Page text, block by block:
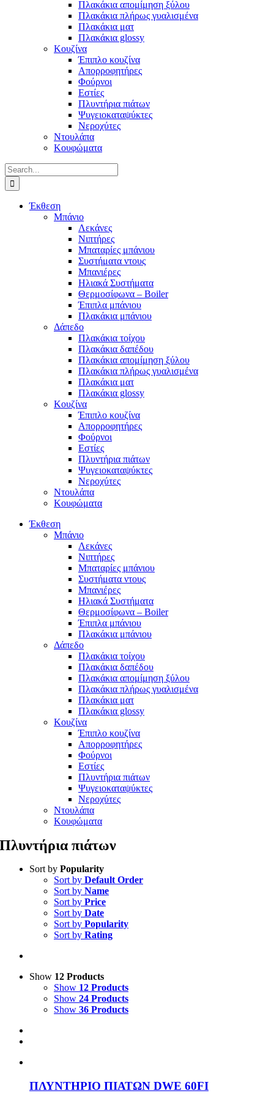
Πλακάκια απομίμηση ξύλου
Πλακάκια πλήρως γυαλισμένα
Πλακάκια ματ
Πλακάκια glossy
Κουζίνα
Έπιπλο κουζίνα
Απορροφητήρες
Φούρνοι
Εστίες
Πλυντήρια πιάτων
Ψυγειοκαταψύκτες
Νεροχύτες
Ντουλάπα
Κουφώματα
Search
for:
Έκθεση
Μπάνιο
Λεκάνες
Νιπτήρες
Μπαταρίες μπάνιου
Συστήματα ντους
Μπανιέρες
Ηλιακά Συστήματα
Θερμοσίφωνα – Boiler
Έπιπλα μπάνιου
Πλακάκια μπάνιου
Δάπεδο
Πλακάκια τοίχου
Πλακάκια δαπέδου
Πλακάκια απομίμηση ξύλου
Πλακάκια πλήρως γυαλισμένα
Πλακάκια ματ
Πλακάκια glossy
Κουζίνα
Έπιπλο κουζίνα
Απορροφητήρες
Φούρνοι
Εστίες
Πλυντήρια πιάτων
Ψυγειοκαταψύκτες
Νεροχύτες
Ντουλάπα
Κουφώματα
Έκθεση
Μπάνιο
Λεκάνες
Νιπτήρες
Μπαταρίες μπάνιου
Συστήματα ντους
Μπανιέρες
Ηλιακά Συστήματα
Θερμοσίφωνα – Boiler
Έπιπλα μπάνιου
Πλακάκια μπάνιου
Δάπεδο
Πλακάκια τοίχου
Πλακάκια δαπέδου
Πλακάκια απομίμηση ξύλου
Πλακάκια πλήρως γυαλισμένα
Πλακάκια ματ
Πλακάκια glossy
Κουζίνα
Έπιπλο κουζίνα
Απορροφητήρες
Φούρνοι
Εστίες
Πλυντήρια πιάτων
Ψυγειοκαταψύκτες
Νεροχύτες
Ντουλάπα
Κουφώματα
Πλυντήρια πιάτων
Sort by Popularity
Sort by Default Order
Sort by Name
Sort by Price
Sort by Date
Sort by Popularity
Sort by Rating
Show 12 Products
Show 12 Products
Show 24 Products
Show 36 Products
ΠΛΥΝΤΗΡΙΟ ΠΙΑΤΩΝ DWE 60FI